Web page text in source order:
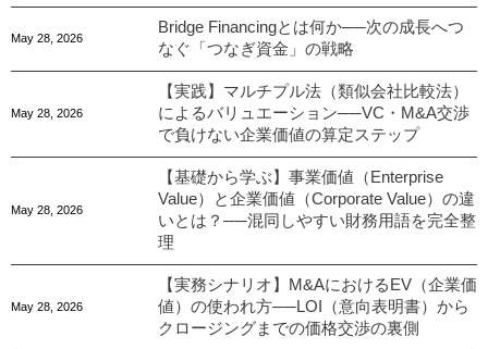
May 28, 2026
Bridge Financingとは何か──次の成長へつ
なぐ「つなぎ資金」の戦略
May 28, 2026
【実践】マルチプル法（類似会社比較法）
によるバリュエーション──VC・M&A交渉
で負けない企業価値の算定ステップ
May 28, 2026
【基礎から学ぶ】事業価値（Enterprise
Value）と企業価値（Corporate Value）の違
いとは？──混同しやすい財務用語を完全整
理
May 28, 2026
【実務シナリオ】M&AにおけるEV（企業価
値）の使われ方──LOI（意向表明書）から
クロージングまでの価格交渉の裏側